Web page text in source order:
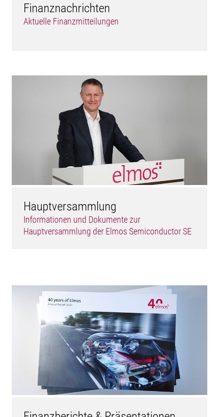
Finanznachrichten
Aktuelle Finanzmitteilungen
Hauptversammlung
Informationen und Dokumente zur
Hauptversammlung der Elmos Semiconductor SE